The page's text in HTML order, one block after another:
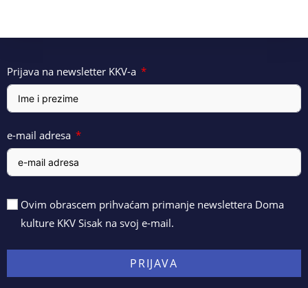
Prijava na newsletter KKV-a
e-mail adresa
Ovim obrascem prihvaćam primanje newslettera Doma
kulture KKV Sisak na svoj e-mail.
PRIJAVA